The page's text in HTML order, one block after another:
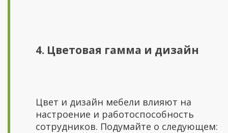
4. Цветовая гамма и дизайн
Цвет и дизайн мебели влияют на
настроение и работоспособность
сотрудников. Подумайте о следующем: